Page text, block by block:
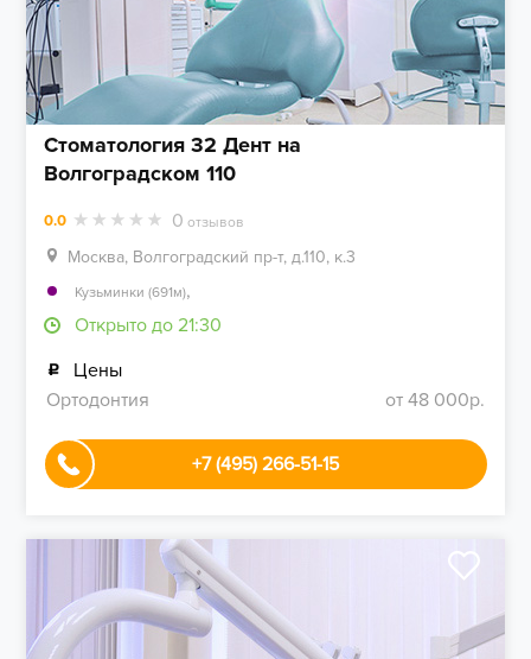
Стоматология 32 Дент на
Волгоградском 110
0.0 0 отзывов
Москва, Волгоградский пр-т, д.110, к.3
Кузьминки (691м),
Открыто до 21:30
Цены
Ортодонтия
от 48 000р.
+7 (495) 266-51-15